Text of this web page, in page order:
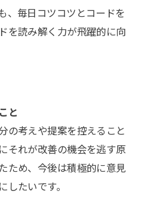
、毎日コツコツとコードを
を読み解く力が飛躍的に向
と
の考えや提案を控えること
それが改善の機会を逃す原
ため、今後は積極的に意見
たいです。